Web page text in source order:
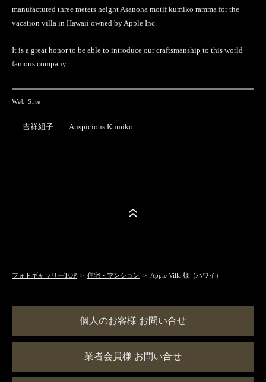
manufactured three meters height Asanoha motif kumiko ramma for the
vacation villa in Hawaii owned by Apple Inc.
It is a great honor to be able to introduce our craftsmanship to this world
famous company.
Web Site
吉祥組子 Auspicious Kumiko
フォトギャラリーTOP > 住宅・マンション > Apple Villa 様（ハワイ）
個人のお客様 お問い合せ
業者会員様 お問い合せ